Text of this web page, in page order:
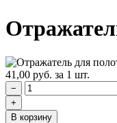
41,00 руб. за 1 шт.
−
+
В корзину